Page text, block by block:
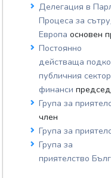
Делегация в
Процеса за
Европаосновен
Постоянно
действаща
публичния
финанси
Група за
член
Група за
Група за
приятелство